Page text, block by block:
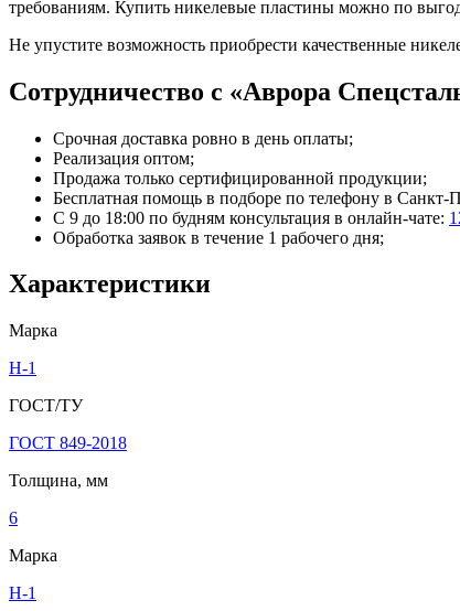
требованиям. Купить никелевые пластины можно по
Не упустите возможность приобрести качественные
Сотрудничество с «Аврора
Срочная доставка ровно в день оплаты;
Реализация оптом;
Продажа только сертифицированной продукции;
Бесплатная помощь в подборе по телефону в Санкт-
С 9 до 18:00 по будням консультация в онлайн-чате:
Обработка заявок в течение 1 рабочего дня;
Характеристики
Марка
Н-1
ГОСТ/ТУ
ГОСТ 849-2018
Толщина, мм
6
Марка
Н-1